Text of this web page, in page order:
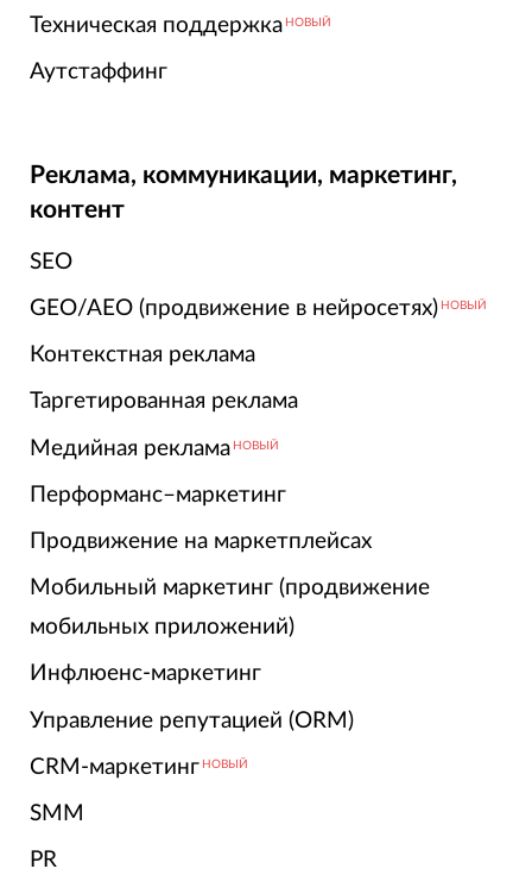
Техническая поддержка НОВЫЙ
Аутстаффинг
Реклама, коммуникации, маркетинг,
контент
SEO
GEO/AEO (продвижение в нейросетях) НОВЫЙ
Контекстная реклама
Таргетированная реклама
Медийная реклама НОВЫЙ
Перформанс–маркетинг
Продвижение на маркетплейсах
Мобильный маркетинг (продвижение
мобильных приложений)
Инфлюенс-маркетинг
Управление репутацией (ORM)
CRM-маркетинг НОВЫЙ
SMM
PR